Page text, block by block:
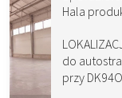
Hala
do
przy